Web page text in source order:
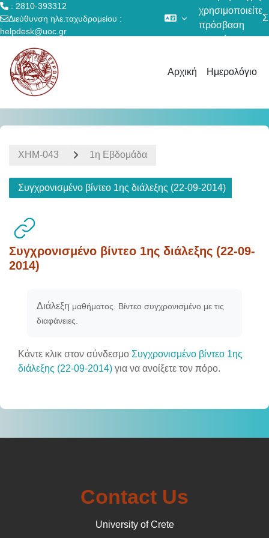
: 2810-393312
Διεύθυνση ηλε.ταχυδρομείου :
helpdesk@uoc.gr
χρησιμοποιείτε
πρόσβαση
επισκέπτη
Αρχική Ημερολόγιο
ΧΗΜ-043 1η Εβδομάδα
Συγχρονισμένο βίντεο 1ης διάλεξης (22-09-2014)
Συγχρονισμένο βίντεο 1ης διάλεξης (22-09-
2014)
Διάλεξη μαθήματος. Βίντεο συγχρονισμένο με τις
διαφάνειες.
Κάντε κλικ στον σύνδεσμο Συγχρονισμένο βίντεο 1ης
διάλεξης (22-09-2014) για να ανοίξετε τον πόρο.
Contact Us
University of Crete